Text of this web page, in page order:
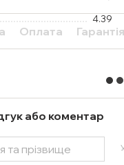
4.39
Оплата Гарантія
або коментар